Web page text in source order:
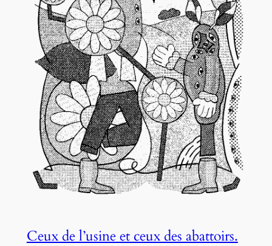
Ceux de l’usine et ceux des abattoirs.